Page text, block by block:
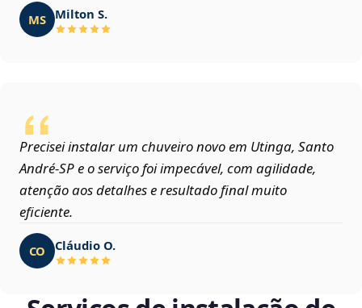
MS Milton S.
Precisei instalar um chuveiro novo em Utinga, Santo
André‑SP e o serviço foi impecável, com agilidade,
atenção aos detalhes e resultado final muito
eficiente.
CO Cláudio O.